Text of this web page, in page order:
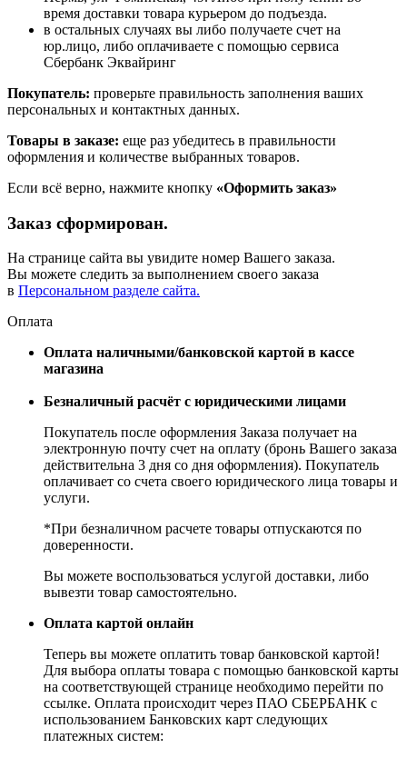
время доставки товара курьером до подъезда.
в остальных случаях вы либо получаете счет на
юр.лицо, либо оплачиваете с помощью сервиса
Сбербанк Эквайринг
Покупатель: проверьте правильность заполнения ваших
персональных и контактных данных.
Товары в заказе: еще раз убедитесь в правильности
оформления и количестве выбранных товаров.
Если всё верно, нажмите кнопку «Оформить заказ»
Заказ сформирован.
На странице сайта вы увидите номер Вашего заказа.
Вы можете следить за выполнением своего заказа
в Персональном разделе сайта.
Оплата
Оплата наличными/банковской картой в кассе
магазина
Безналичный расчёт с юридическими лицами
Покупатель после оформления Заказа получает на
электронную почту счет на оплату (бронь Вашего заказа
действительна 3 дня со дня оформления). Покупатель
оплачивает со счета своего юридического лица товары и
услуги.
*При безналичном расчете товары отпускаются по
доверенности.
Вы можете воспользоваться услугой доставки, либо
вывезти товар самостоятельно.
Оплата картой онлайн
Теперь вы можете оплатить товар банковской картой!
Для выбора оплаты товара с помощью банковской карты
на соответствующей странице необходимо перейти по
ссылке. Оплата происходит через ПАО СБЕРБАНК с
использованием Банковских карт следующих
платежных систем: